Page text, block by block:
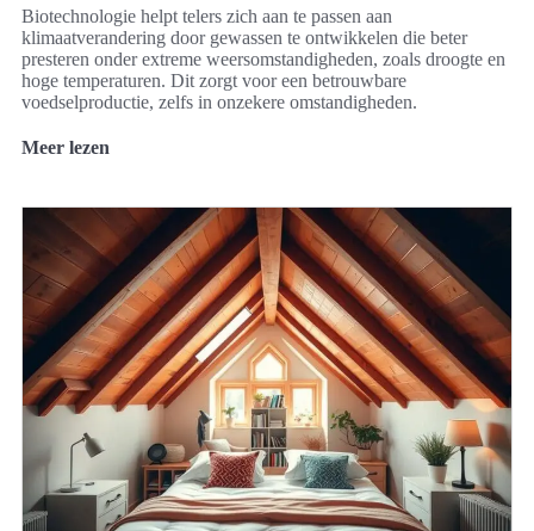
Biotechnologie helpt telers zich aan te passen aan
klimaatverandering door gewassen te ontwikkelen die beter
presteren onder extreme weersomstandigheden, zoals droogte en
hoge temperaturen. Dit zorgt voor een betrouwbare
voedselproductie, zelfs in onzekere omstandigheden.
Meer lezen